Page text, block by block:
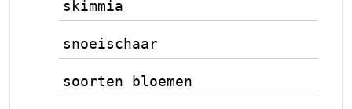
skimmia
snoeischaar
soorten bloemen